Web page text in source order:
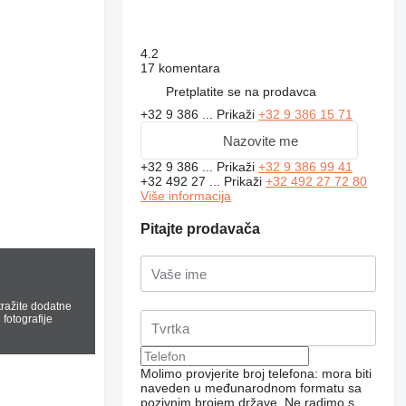
dodatne
fotografije
4.2
17 komentara
Pretplatite se na prodavca
+32 9 386 ... Prikaži+32 9 386 15 71
Nazovite me
+32 9 386 ... Prikaži+32 9 386 99 41
+32 492 27 ... Prikaži+32 492 27 72 80
Više informacija
Pitajte prodavača
Molimo provjerite broj telefona: mora biti
naveden u međunarodnom formatu sa
pozivnim brojem države. Ne radimo s